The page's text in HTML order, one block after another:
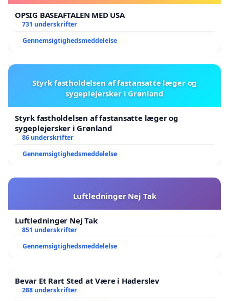
OPSIG BASEAFTALEN MED USA
731 underskrifter
Gennemsigtighedsmeddelelse
Styrk fastholdelsen af fastansatte læger og
sygeplejersker i Grønland
Styrk fastholdelsen af fastansatte læger og
sygeplejersker i Grønland
86 underskrifter
Gennemsigtighedsmeddelelse
Luftledninger Nej Tak
Luftledninger Nej Tak
851 underskrifter
Gennemsigtighedsmeddelelse
Bevar Et Rart Sted at Være i Haderslev
288 underskrifter